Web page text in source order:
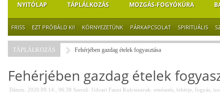
NYITÓLAP TÁPLÁLKOZÁS MOZGÁS-FOGYÓKÚRA
FRISS EZT PRÓBÁLD KI! KÖRNYEZETÜNK PÁRKAPCSOLAT SPIRITUÁLIS
TÁPLÁLKOZÁS Fehérjében gazdag ételek fogyasztása
Fehérjében gazdag ételek
Dátum: 2020.09.14., 06:38 Szerző: Udvari Fanni Kulcsszavak: emésztés fehérje fogyás